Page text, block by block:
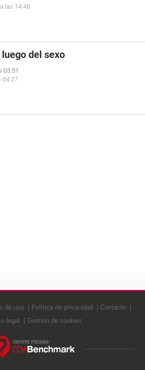
las 14:48
del sexo
03:51
04:27
de uso Política de privacidad
Contacto
legal
Gestión de cookies